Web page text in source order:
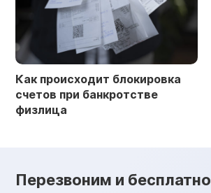
Как происходит блокировка
счетов при банкротстве
физлица
Перезвоним и бесплатно